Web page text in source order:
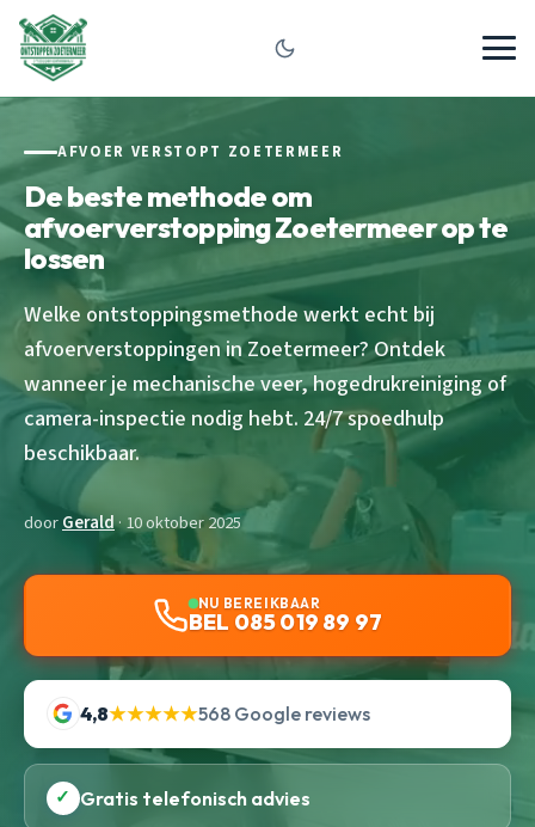
AFVOER VERSTOPT ZOETERMEER
De beste methode om
afvoerverstopping Zoetermeer op te
lossen
Welke ontstoppingsmethode werkt echt bij
afvoerverstoppingen in Zoetermeer? Ontdek
wanneer je mechanische veer, hogedrukreiniging of
camera-inspectie nodig hebt. 24/7 spoedhulp
beschikbaar.
doorGerald· 10 oktober 2025
NU BEREIKBAAR
BEL 085 019 89 97
4,8★★★★★568 Google reviews
✓ Gratis telefonisch advies